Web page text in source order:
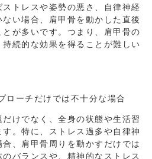
トレスや姿勢の悪さ、自律神経
い場合、肩甲骨を動かした直後
が多いです。つまり、肩甲骨の
続的な効果を得ることが難しい
ローチだけでは不十分な場合
けでなく、全身の状態や生活習
。特に、ストレス過多や自律神
、肩甲骨周りを動かすだけでは
バランスや、精神的なストレス